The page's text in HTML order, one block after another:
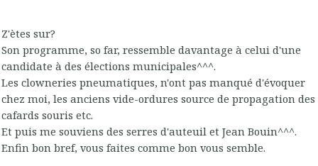
Z'ètes sur?
Son programme, so far, ressemble davantage à celui d'une
candidate à des élections municipales^^^.
Les clowneries pneumatiques, n'ont pas manqué d'évoquer
chez moi, les anciens vide-ordures source de propagation des
cafards souris etc.
Et puis me souviens des serres d'auteuil et Jean Bouin^^^.
Enfin bon bref, vous faites comme bon vous semble.